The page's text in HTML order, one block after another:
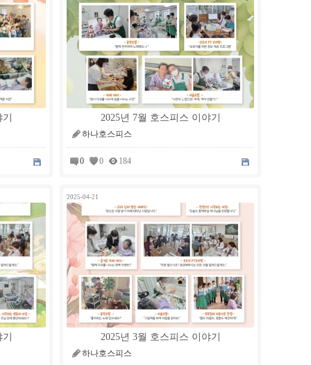
2025년 7월 호스피스 이야기
하나호스피스
0 0 184
2025-04-21
2025년 3월 호스피스 이야기
하나호스피스